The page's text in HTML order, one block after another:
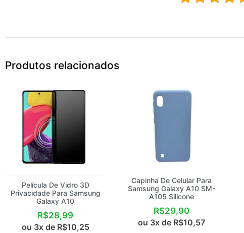
Produtos relacionados
Película De Vidro 3D
Privacidade Para Samsung
Galaxy A10
R$28,99
ou 3x de R$10,25
Capinha De Celular Para
Samsung Galaxy A10 SM-
A105 Silicone
R$29,90
ou 3x de R$10,57